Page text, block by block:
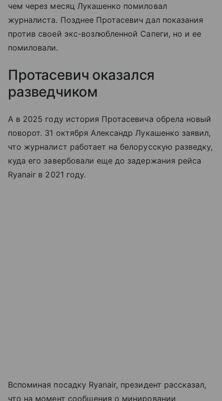
чем через месяц Лукашенко помиловал
журналиста. Позднее Протасевич дал показания
против своей экс-возлюбленной Сапеги, но и ее
помиловали.
Протасевич оказался
разведчиком
А в 2025 году история Протасевича обрела новый
поворот. 31 октября Александр Лукашенко заявил,
что журналист работает на белорусскую разведку,
куда его завербовали еще до задержания рейса
Ryanair в 2021 году.
Вспоминая посадку Ryanair, президент рассказал,
что на момент сообщения о минировании